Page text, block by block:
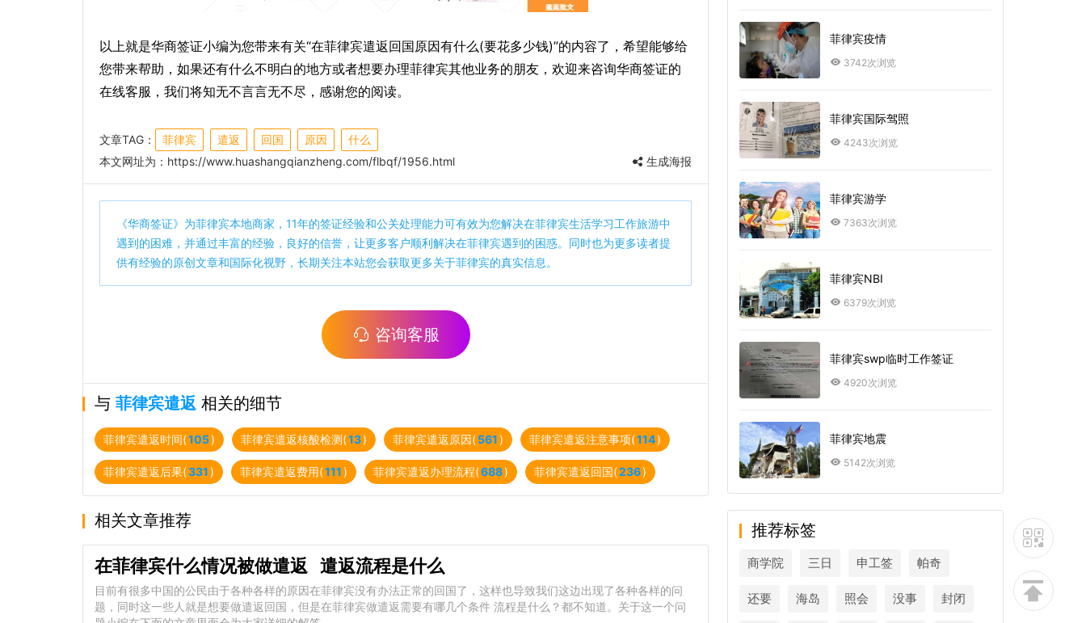
以上就是华商签证小编为您带来有关“在菲律宾遣返回国原因有什么(要花多少钱)”的内容了，希望能够给
您带来帮助，如果还有什么不明白的地方或者想要办理菲律宾其他业务的朋友，欢迎来咨询华商签证的
在线客服，我们将知无不言言无不尽，感谢您的阅读。
文章TAG： 菲律宾 遣返 回国 原因
什么
本文网址为： https://www.huashangqianzheng.com/flbqf/1956.html 生成海报
《华商签证》为菲律宾本地商家，11年的签证经验和公关处理能力可有效为您解决在菲律宾生活学习工作旅游中
遇到的困难，并通过丰富的经验，良好的信誉，让更多客户顺利解决在菲律宾遇到的困惑。同时也为更多读者提
供有经验的原创文章和国际化视野，长期关注本站您会获取更多关于菲律宾的真实信息。
咨询客服
与 菲律宾遣返 相关的细节
菲律宾遣返时间(105) 菲律宾遣返核酸检测(13) 菲律宾遣返原因(561) 菲律宾遣返注意事项(114)
菲律宾遣返后果(331) 菲律宾遣返费用(111) 菲律宾遣返办理流程(688) 菲律宾遣返回国(236)
相关文章推荐
在菲律宾什么情况被做遣返 遣返流程是什么
目前有很多中国的公民由于各种各样的原因在菲律宾没有办法正常的回国了，这样也导致我们这边出现了各种各样的问
题，同时这一些人就是想要做遣返回国，但是在菲律宾做遣返需要有哪几个条件 流程是什么？都不知道。关于这一个问
菲律宾疫情
3742次浏览
菲律宾国际驾照
4243次浏览
菲律宾游学
7363次浏览
菲律宾NBI
6379次浏览
菲律宾swp临时工作签证
4920次浏览
菲律宾地震
5142次浏览
推荐标签
商学院 三日 申工签 帕奇
还要 海岛 照会 没事 封闭